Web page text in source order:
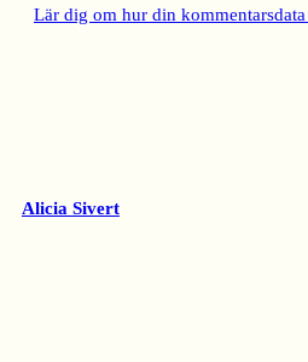
Lär dig om hur din kommentarsdata
Alicia Sivert